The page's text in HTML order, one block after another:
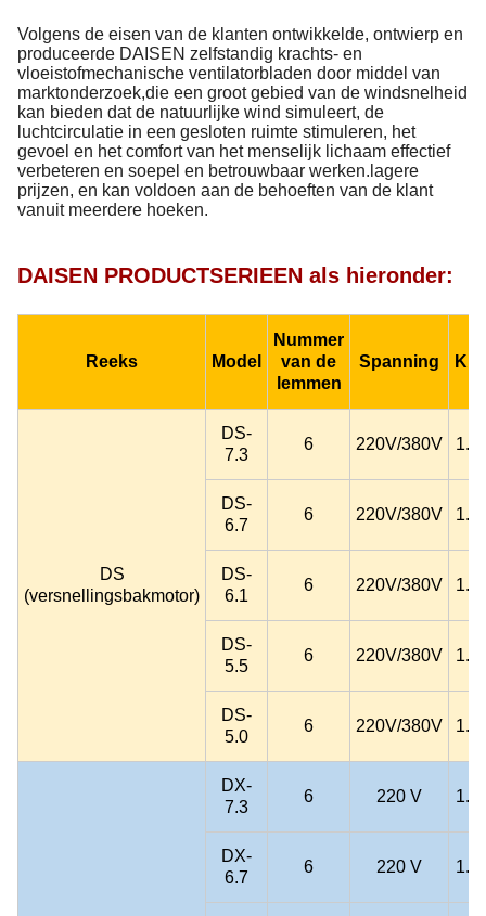
Volgens de eisen van de klanten ontwikkelde, ontwierp en
produceerde DAISEN zelfstandig krachts- en
vloeistofmechanische ventilatorbladen door middel van
marktonderzoek,die een groot gebied van de windsnelheid
kan bieden dat de natuurlijke wind simuleert, de
luchtcirculatie in een gesloten ruimte stimuleren, het
gevoel en het comfort van het menselijk lichaam effectief
verbeteren en soepel en betrouwbaar werken.lagere
prijzen, en kan voldoen aan de behoeften van de klant
vanuit meerdere hoeken.
DAISEN PRODUCTSERIEEN als hieronder:
Reeks Model
Nummer
van de
lemmen
Spanning
DS
(versnellingsbakmotor)
DS-
7.3
6 220V/380V 1.5
DS-
6.7
6 220V/380V 1.5
DS-
6.1
6 220V/380V 1.5
DS-
5.5
6 220V/380V 1.5
DS-
5.0
6 220V/380V 1.5
DX-
7.3
6 220 V 1.5
DX-
6.7
6 220 V 1.2